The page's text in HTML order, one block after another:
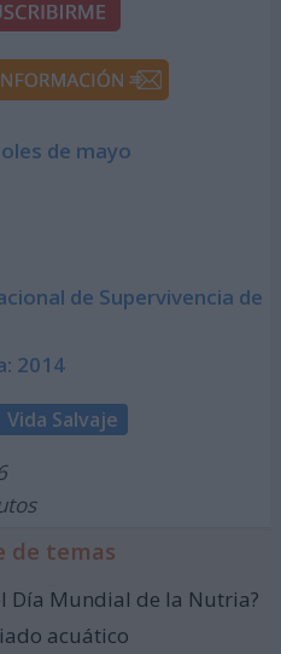
de mayo
de Supervivencia de
2014
Vida Salvaje
de temas
Día Mundial de la Nutria?
acuático